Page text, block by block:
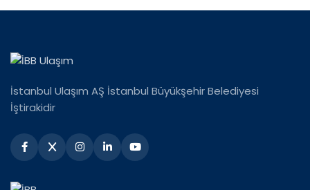
İstanbul Ulaşım AŞ İstanbul Büyükşehir Belediyesi
İştirakidir